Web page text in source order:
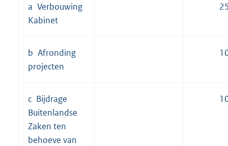
a Verbouwing
Kabinet
b Afronding
projecten
c Bijdrage
Buitenlandse
Zaken ten
behoeve van